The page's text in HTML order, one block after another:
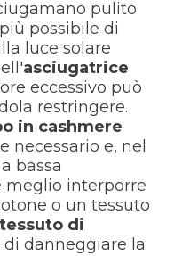
pulito
possibile di
luce solare
asciugatrice
eccessivo può
restringere.
in cashmere
necessario e, nel
bassa
meglio interporre
o un tessuto
tessuto di
danneggiare la